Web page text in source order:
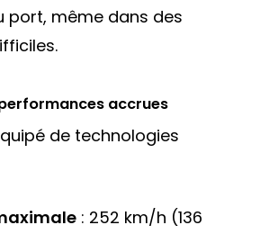
port, même dans des
accrues
de technologies
: 252 km/h (136